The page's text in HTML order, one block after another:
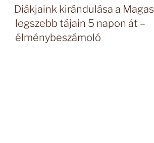
Diákjaink kirándulása a
legszebb tájain 5 napon át –
élménybeszámoló